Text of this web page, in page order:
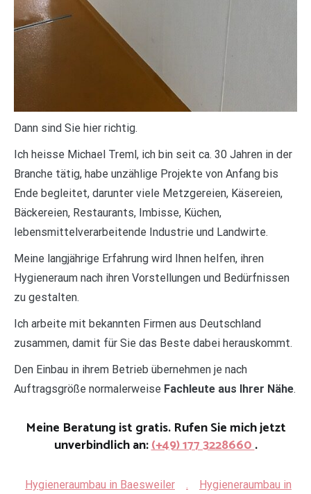
Dann sind Sie hier richtig.
Ich heisse Michael Treml, ich bin seit ca. 30 Jahren in der
Branche tätig, habe unzählige Projekte von Anfang bis
Ende begleitet, darunter viele Metzgereien, Käsereien,
Bäckereien, Restaurants, Imbisse, Küchen,
lebensmittelverarbeitende Industrie und Landwirte.
Meine langjährige Erfahrung wird Ihnen helfen, ihren
Hygieneraum nach ihren Vorstellungen und Bedürfnissen
zu gestalten.
Ich arbeite mit bekannten Firmen aus Deutschland
zusammen, damit für Sie das Beste dabei herauskommt.
Den Einbau in ihrem Betrieb übernehmen je nach
Auftragsgröße normalerweise Fachleute aus Ihrer Nähe.
Meine Beratung ist gratis. Rufen Sie mich jetzt
unverbindlich an:(+49) 177 3228660.
Hygieneraumbau in Baesweiler . Hygieneraumbau in